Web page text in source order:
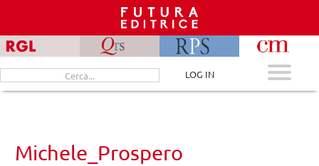
content
Cerca
per:
LOG IN
Michele_Prospero